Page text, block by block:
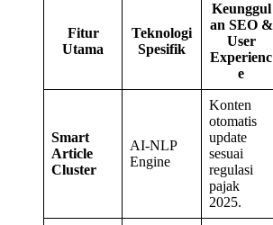
Fitur
Utama
Teknologi
Spesifik
Keunggul
an SEO &
User
Experienc
e
Smart
Article
Cluster
AI-NLP
Engine
Konten
otomatis
update
sesuai
regulasi
pajak
2025.